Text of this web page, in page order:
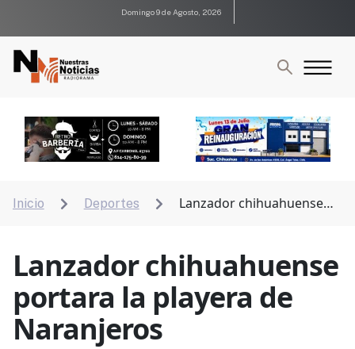
Domingo 9 de Agosto, 2026
Inicio  Deportes 
Lanzador chihuahuense
Lanzador chihuahuense
portara la playera de
Naranjeros